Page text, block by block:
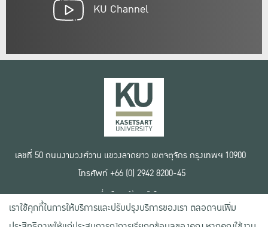
KU Channel
เลขที่ 50 ถนนงามวงศ์วาน แขวงลาดยาว เขตจตุจักร กรุงเทพฯ 10900
โทรศัพท์ +66 (0) 2942 8200-45
เงื่อนไขการใช้งานเว็บไซต์
ข้อตกลงด้านสิทธิ์ใช้งาน
นโยบายความเป็นส่วนตัว
เราใช้คุกกี้ในการให้บริการและปรับปรุงบริการของเรา ตลอดจนเพิ่ม